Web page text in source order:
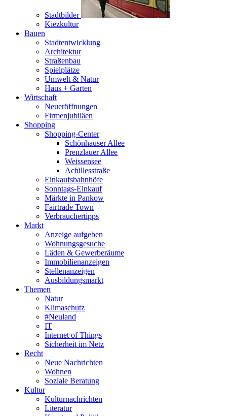
Stadtbilder
Kiezkultur
Bauen
Stadtentwicklung
Architektur
Straßenbau
Spielplätze
Umwelt & Natur
Haus + Garten
Wirtschaft
Neueröffnungen
Firmenjubiläen
Shopping
Shopping-Center
Schönhauser Allee
Prenzlauer Allee
Weissensee
Achillesstraße
Einkaufsbahnhöfe
Sonntags-Einkauf
Märkte in Pankow
Fairtrade Town
Verbrauchertipps
Markt
Anzeige aufgeben
Wohnungsgesuche
Läden & Gewerberäume
Immobilienanzeigen
Stellenanzeigen
Ausbildungsmarkt
Themen
Natur
Klimaschutz
#Neuland
IT
Internet of Things
Sicherheit im Netz
Recht
Neue Nachrichten
Wohnen
Soziale Beratung
Kultur
Kulturnachrichten
Literatur